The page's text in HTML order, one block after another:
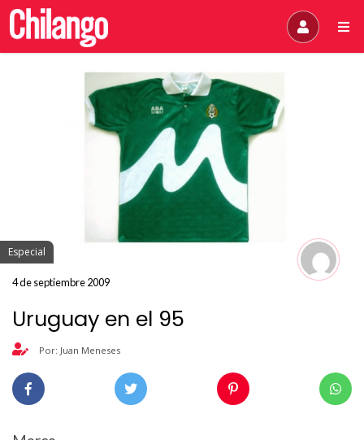
Especial
4 de septiembre 2009
Uruguay en el 95
Por: Juan Meneses